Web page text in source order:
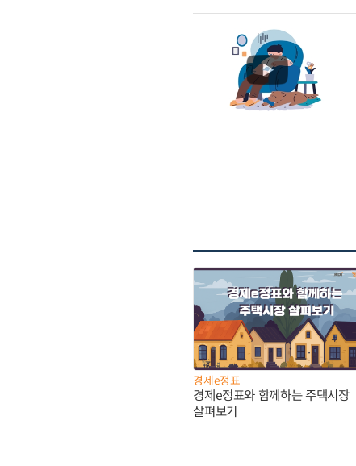
경제e정표
경제e정표와 함께하는 주택시장
살펴보기